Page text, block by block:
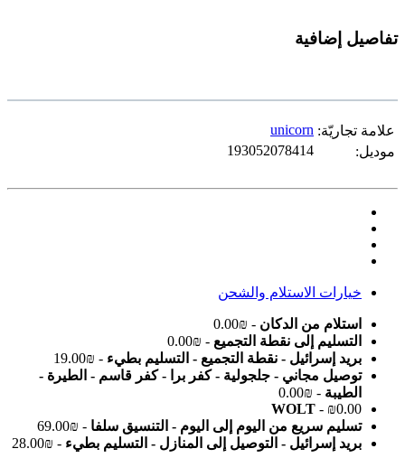
تفاصيل إضافية
علامة تجاريّة: unicorn
موديل:
193052078414
خيارات الاستلام والشحن
استلام من الدكان - ₪0.00
التسليم إلى نقطة التجميع - ₪0.00
بريد إسرائيل - نقطة التجميع - التسليم بطيء - ₪19.00
توصيل مجاني - جلجولية - كفر برا - كفر قاسم - الطيرة -
الطيبة - ₪0.00
WOLT - ₪0.00
تسليم سريع من اليوم إلى اليوم - التنسيق سلفا - ₪69.00
بريد إسرائيل - التوصيل إلى المنازل - التسليم بطيء - ₪28.00